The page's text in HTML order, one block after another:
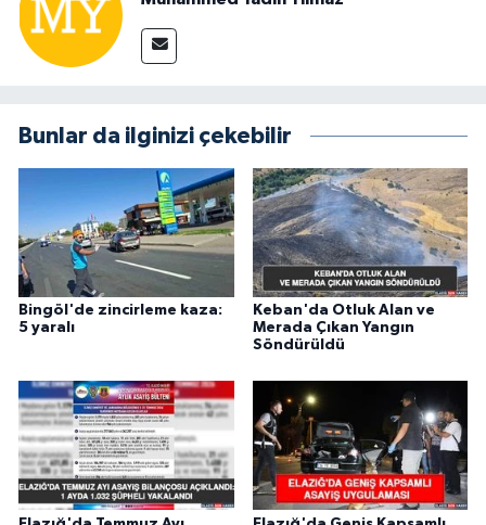
Bunlar da ilginizi çekebilir
Bingöl'de zincirleme kaza:
5 yaralı
Keban'da Otluk Alan ve
Merada Çıkan Yangın
Söndürüldü